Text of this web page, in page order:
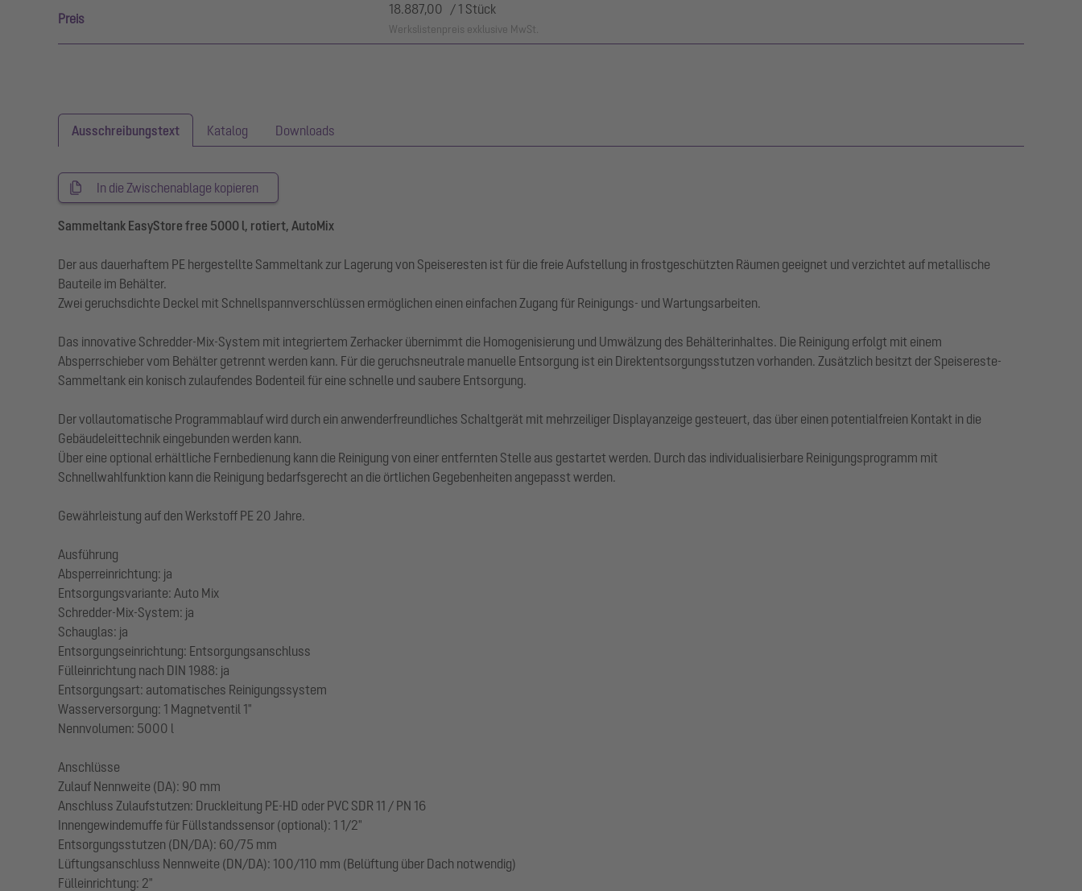
Preis
18.887,00 / 1 Stück
Werkslistenpreis exklusive MwSt.
Ausschreibungstext Katalog Downloads
In die Zwischenablage kopieren
Sammeltank EasyStore free 5000 l, rotiert, AutoMix
Der aus dauerhaftem PE hergestellte Sammeltank zur Lagerung von Speiseresten ist für die freie Aufstellung in frostgeschützten Räumen geeignet und verzichtet auf metallische
Bauteile im Behälter.
Zwei geruchsdichte Deckel mit Schnellspannverschlüssen ermöglichen einen einfachen Zugang für Reinigungs- und Wartungsarbeiten.
Das innovative Schredder-Mix-System mit integriertem Zerhacker übernimmt die Homogenisierung und Umwälzung des Behälterinhaltes. Die Reinigung erfolgt mit einem
Absperrschieber vom Behälter getrennt werden kann. Für die geruchsneutrale manuelle Entsorgung ist ein Direktentsorgungsstutzen vorhanden. Zusätzlich besitzt der Speisereste-
Sammeltank ein konisch zulaufendes Bodenteil für eine schnelle und saubere Entsorgung.
Der vollautomatische Programmablauf wird durch ein anwenderfreundliches Schaltgerät mit mehrzeiliger Displayanzeige gesteuert, das über einen potentialfreien Kontakt in die
Gebäudeleittechnik eingebunden werden kann.
Über eine optional erhältliche Fernbedienung kann die Reinigung von einer entfernten Stelle aus gestartet werden. Durch das individualisierbare Reinigungsprogramm mit
Schnellwahlfunktion kann die Reinigung bedarfsgerecht an die örtlichen Gegebenheiten angepasst werden.
Gewährleistung auf den Werkstoff PE 20 Jahre.
Ausführung
Absperreinrichtung: ja
Entsorgungsvariante: Auto Mix
Schredder-Mix-System: ja
Schauglas: ja
Entsorgungseinrichtung: Entsorgungsanschluss
Fülleinrichtung nach DIN 1988: ja
Entsorgungsart: automatisches Reinigungssystem
Wasserversorgung: 1 Magnetventil 1"
Nennvolumen: 5000 l
Anschlüsse
Zulauf Nennweite (DA): 90 mm
Anschluss Zulaufstutzen: Druckleitung PE-HD oder PVC SDR 11 / PN 16
Innengewindemuffe für Füllstandssensor (optional): 1 1/2"
Entsorgungsstutzen (DN/DA): 60/75 mm
Lüftungsanschluss Nennweite (DN/DA): 100/110 mm (Belüftung über Dach notwendig)
Fülleinrichtung: 2"